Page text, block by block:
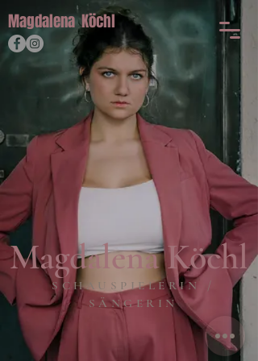
MagdalenaKöchl
Magdalena Köchl
SCHAUSPIELERIN /
SÄNGERIN